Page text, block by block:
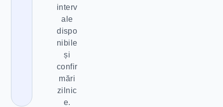
interv
ale
dispo
nibile
și
confir
mări
zilnic
e.